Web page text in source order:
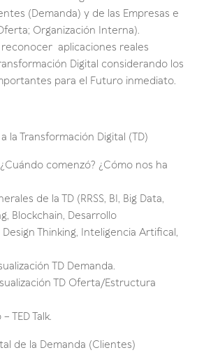
(Demanda) y de las Empresas e
Organización Interna).
aplicaciones reales
Digital considerando los
para el Futuro inmediato.
la Transformación Digital (TD)
comenzó? ¿Cómo nos ha
de la TD (RRSS, BI, Big Data,
Blockchain, Desarrollo
Thinking, Inteligencia Artifical,
TD Demanda.
TD Oferta/Estructura
TED Talk.
de la Demanda (Clientes)